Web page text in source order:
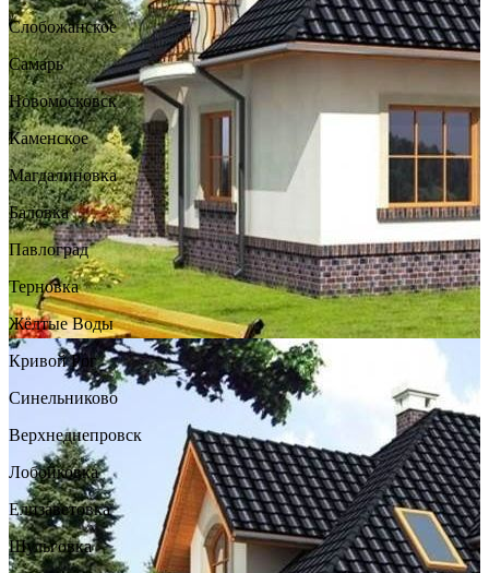
Слобожанское
Самарь
Новомосковск
Каменское
Магдалиновка
Баловка
Павлоград
Терновка
Жёлтые Воды
Кривой Рог
Синельниково
Верхнеднепровск
Лобойковка
Елизаветовка
Шульговка